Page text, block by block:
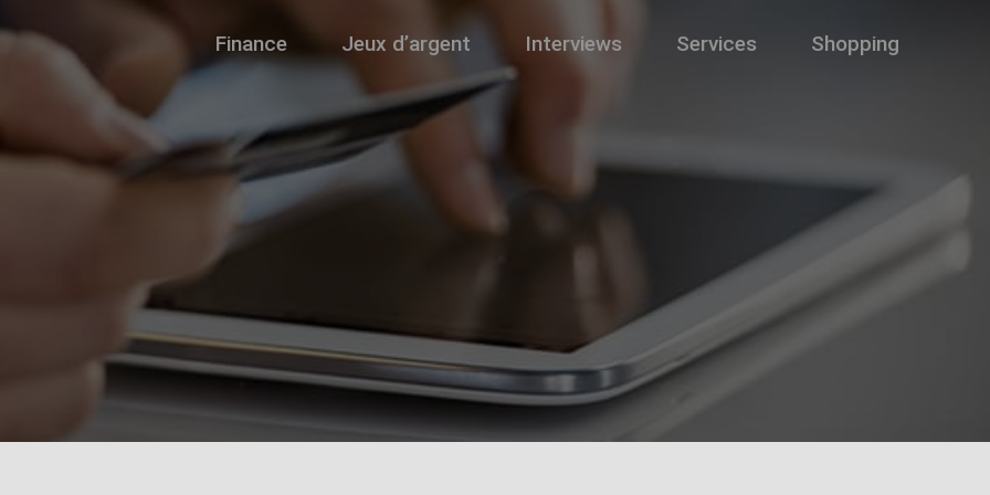
Finance Jeux d’argent Interviews Services Shopping